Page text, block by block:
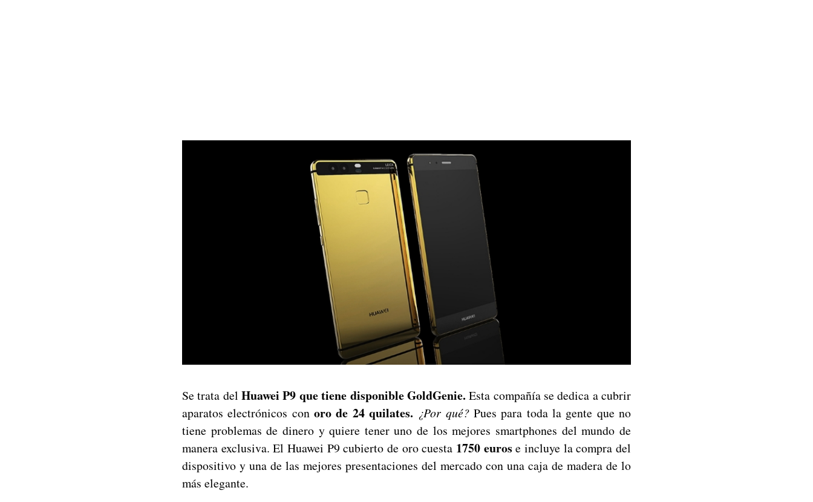
Se trata delHuawei P9 que tiene disponible GoldGenie. Esta compañía se dedica a cubrir
aparatos electrónicos conoro de 24 quilates. ¿Por qué?Pues para toda la gente que no
tiene problemas de dinero y quiere tener uno de los mejores smartphones del mundo de
manera exclusiva. El Huawei P9 cubierto de oro cuesta 1750 euros e incluye la compra del
dispositivo y una de las mejores presentaciones del mercado con una caja de madera de lo
más elegante.